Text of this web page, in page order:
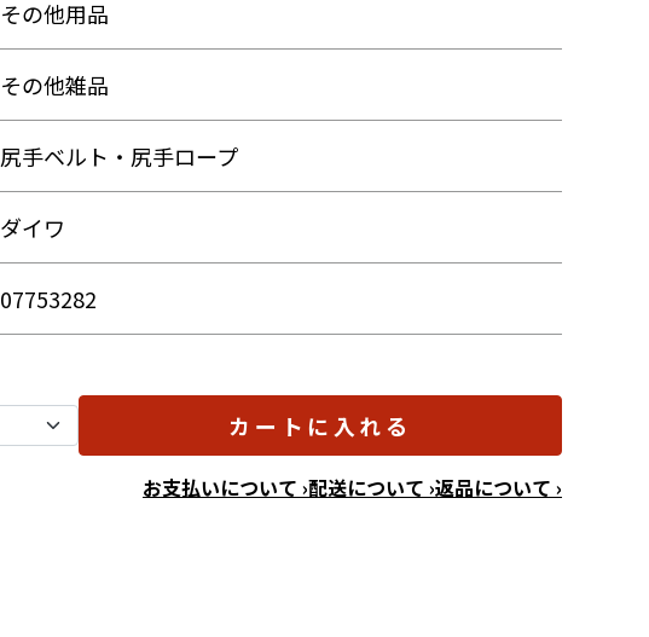
その他用品
その他雑品
尻手ベルト・尻手ロープ
ダイワ
07753282
カートに入れる
お支払いについて ›配送について ›返品について ›